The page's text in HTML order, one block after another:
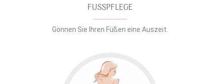
FUSSPFLEGE
Gönnen Sie Ihren Füßen eine Auszeit.